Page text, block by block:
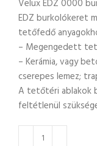
Velux EDZ 0000
EDZ burkolókeret
tetőfedő
– Megengedett
– Kerámia, vagy
cserepes lemez;
A tetőtéri ablakok
feltétlenül